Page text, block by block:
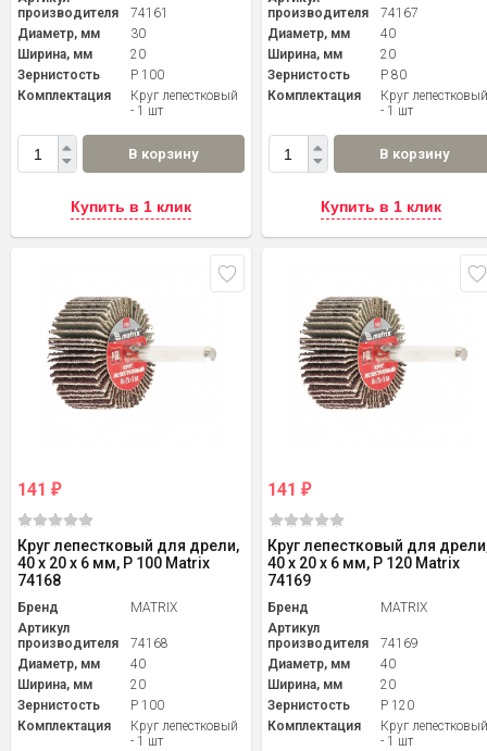
производителя
74161
Диаметр, мм
30
Ширина, мм
20
Зернистость
P 100
Комплектация
Круг лепестковый
- 1 шт
В корзину
Купить в 1 клик
производителя
74167
Диаметр, мм
40
Ширина, мм
20
Зернистость
P 80
Комплектация
Круг
- 1 шт
В корзину
Купить в 1 клик
141 ₽
Круг лепестковый для дрели,
40 х 20 х 6 мм, P 100 Matrix
74168
Бренд
MATRIX
Артикул
производителя
74168
Диаметр, мм
40
Ширина, мм
20
Зернистость
P 100
Комплектация
Круг лепестковый
- 1 шт
141₽
Круг лепестковый для
40 х 20 х 6 мм, P 120 Matrix
74169
Бренд
MATRIX
Артикул
производителя
74169
Диаметр, мм
40
Ширина, мм
20
Зернистость
P 120
Комплектация
Круг
- 1 шт